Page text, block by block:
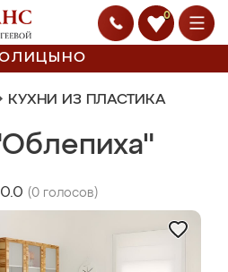
0
КУХНИ ИЗ ПЛАСТИКА
0.0 (0 голосов)